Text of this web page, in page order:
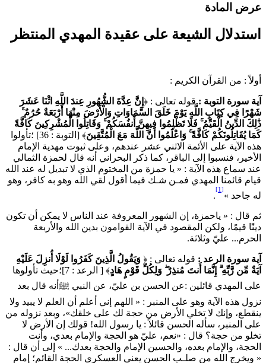
المادة
الشيعة على عقيدة المهدي المنتظر
: من القرآن الكريم :
سورة التوبة : قوله تعالى : ﴿ إِنَّ عِدَّةَ الشُّهُورِ عِندَ اللَّهِ اثْنَا عَشَرَ
فِي كِتَابِ اللَّهِ يَوْمَ خَلَقَ السَّمَاوَاتِ وَالْأَرْضَ مِنْهَا أَرْبَعَةٌ حُرُمٌ
الدِّينُ الْقَيِّمُ ۚ فَلَا تَظْلِمُوا فِيهِنَّ أَنفُسَكُمْ ۚ وَقَاتِلُوا الْمُشْرِكِينَ كَافَّةً
يُقَاتِلُونَكُمْ كَافَّةً ۚ وَاعْلَمُوا أَنَّ اللَّهَ مَعَ الْمُتَّقِينَ
﴾ [التوبة : 36] ؛تأولوا
الآية على الأئمة الاثني عشر عندهم، وعلى ثبوت مهدية الإمام
فنسبوا إلى الباقر، كما ذكر البحراني أنه قال لحمزة الثمالي
سماع هذه الآية : « يا حمزة من المختوم الذي لا تبديل له عند الله
قائمنا المهدي فمـن شـك فيما أقول لقي الله وهو به كافر، وهو
جاحد »
.
قال : « ياحمزة، إن الشهور المعروفة عند الناس لا يمكن أن تكون
قيمًا، ولكن المقصود في الآية القوامون بدين الله والأربعة
عليّ وثلاثة.
سورة الرعد :قوله تعالى : ﴿ وَيَقُولُ الَّذِينَ كَفَرُوا لَوْلَا أُنزِلَ عَلَيْهِ
مِّن رَّبِّهِ ۗ إِنَّمَا أَنتَ مُنذِرٌ ۖ وَلِكُلِّ قَوْمٍ هَادٍ
﴾ [ الرعد : 7]؛حيث تأولوها
المهدي قائلين :عن الحسن بن عليّ، عن النبي ﷺأنه قال بعد
هذه الآية وهو على المنبر : « اللهم إني أعلم أن العلم لا يبيد ولا
وإنك لا تخلي الأرض من حجة لك على خلقك»، وبعد نزوله من
المنبر، سأله الحسن قائلاً : يا رسول الله! قولك إن الأرض لا
من حجة؟ قال : «نعم، عليّ هو الحجة والإمام بعدي، وأنت
والإمام بعده، والحسين الإمام والحجة بعدك... » إلى أن قال :
ويخرج الله من صلـب الحسن يعني العسكري الحجة القائم؛ إمام